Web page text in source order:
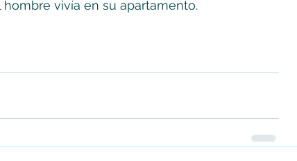
vivía en su apartamento.